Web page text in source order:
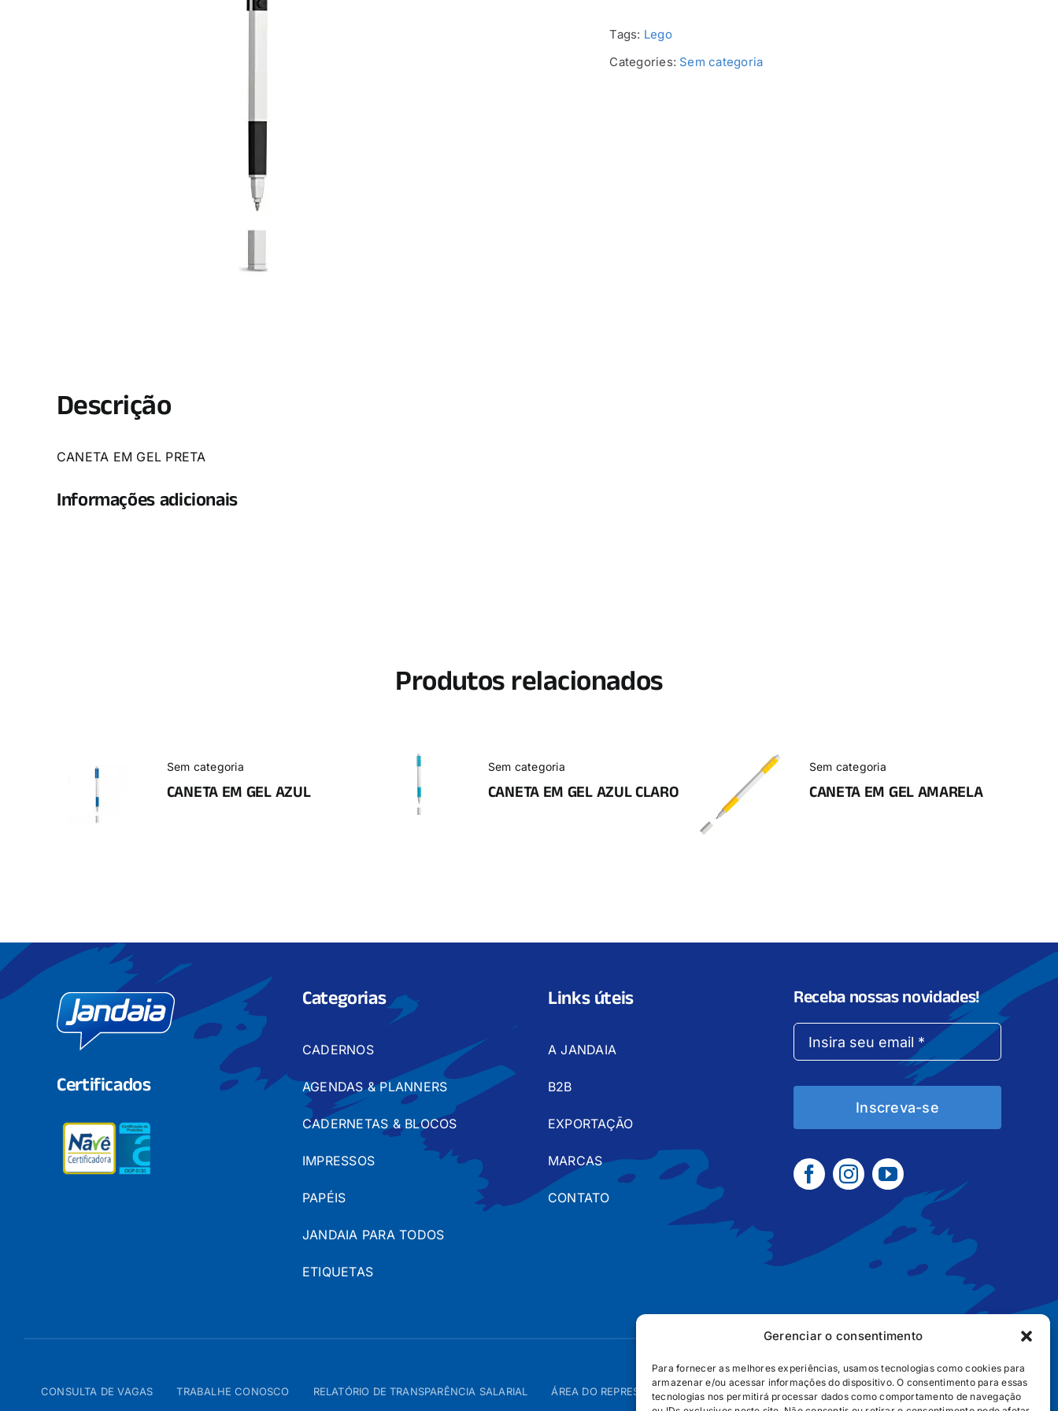
Gerenciar o consentimento
Para fornecer as melhores experiências, usamos tecnologias como cookies para
armazenar e/ou acessar informações do dispositivo. O consentimento para essas
tecnologias nos permitirá processar dados como comportamento de navegação
Tags: Lego
Categories: Sem categoria
Descrição
CANETA EM GEL PRETA
Informações adicionais
Produtos relacionados
Sem categoria
CANETA EM GEL AZUL
Sem categoria
CANETA EM GEL AZUL CLARO
Sem categoria
CANETA EM GEL AMARELA
Certificados
Categorias
CADERNOS
AGENDAS & PLANNERS
CADERNETAS & BLOCOS
IMPRESSOS
PAPÉIS
JANDAIA PARA TODOS
ETIQUETAS
Links úteis
A JANDAIA
B2B
EXPORTAÇÃO
MARCAS
CONTATO
Receba nossas novidades!
Inscreva-se
CONSULTA DE VAGAS TRABALHE CONOSCO RELATÓRIO DE TRANSPARÊNCIA SALARIAL ÁREA DO REPRESENTANTE – B2B POLÍTICA DE COOKIES POLÍTICA DE PRIVACIDADE